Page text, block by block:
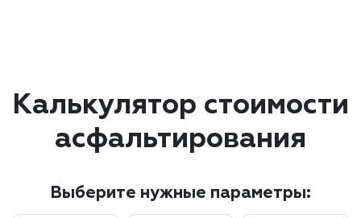
Калькулятор стоимости
асфальтирования
Выберите нужные параметры: